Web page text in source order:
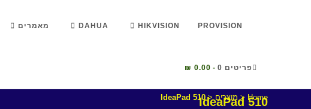
מאמרים DAHUA HIKVISION PROVISION
פריטים 0 0.00 ₪
IdeaPad 510
Home
<מוצרים<
IdeaPad 510